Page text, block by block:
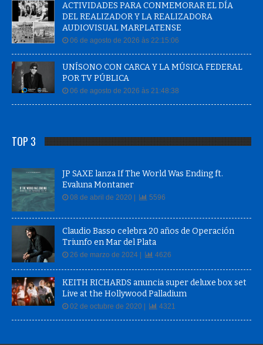
ACTIVIDADES PARA CONMEMORAR EL DÍA
DEL REALIZADOR Y LA REALIZADORA
AUDIOVISUAL MARPLATENSE
06 de agosto de 2026 às 22:15:06
UNÍSONO CON CARCA Y LA MÚSICA FEDERAL
POR TV PÚBLICA
06 de agosto de 2026 às 21:48:38
TOP 3
JP SAXE lanza If The World Was Ending ft.
Evaluna Montaner
08 de abril de 2020 | 5596
Claudio Basso celebra 20 años de Operación
Triunfo en Mar del Plata
26 de marzo de 2024 | 4626
KEITH RICHARDS anuncia super deluxe box set
Live at the Hollywood Palladium
02 de octubre de 2020 | 4321